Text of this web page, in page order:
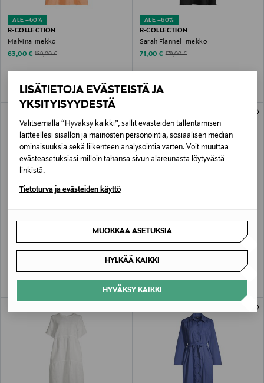
LISÄTIETOJA EVÄSTEISTÄ JA
YKSITYISYYDESTÄ
Valitsemalla “Hyväksy kaikki”, sallit evästeiden tallentamisen
laitteellesi sisällön ja mainosten personointia, sosiaalisen median
ominaisuuksia sekä liikenteen analysointia varten. Voit muuttaa
evästeasetuksiasi milloin tahansa sivun alareunasta löytyvästä
linkistä.
Tietoturva ja evästeiden käyttö
MUOKKAA ASETUKSIA
HYLKÄÄ KAIKKI
HYVÄKSY KAIKKI
ALE –60%
R-COLLECTION
Malvina-mekko
Discounted Price
63,00 € Original Price
159,00 €
ALE –60%
R-COLLECTION
Sarah Flannel -mekko
Discounted Price
71,00 € Original Price
179,00 €
Discounted Price
82,00 € 209,00 €
Discounted Price
101,40 € 169,00 €